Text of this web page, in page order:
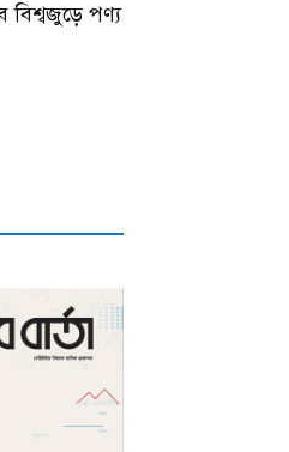
বিশ্বজুড়ে পণ্য